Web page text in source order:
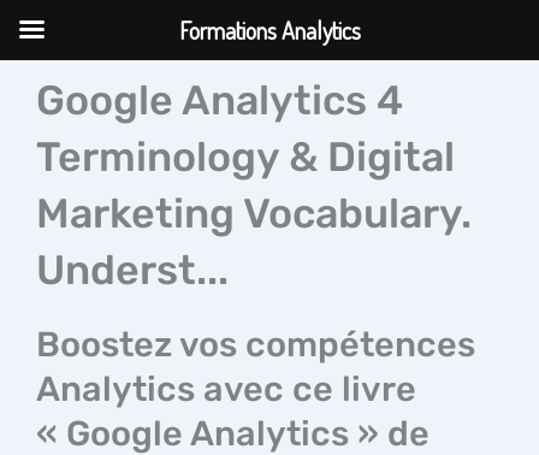
Aller
contenuGoogle Analytics 4
Terminology & Digital
Marketing Vocabulary.
Underst...
Boostez vos compétences
Analytics avec ce livre
« Google Analytics » de
Formations Analytics